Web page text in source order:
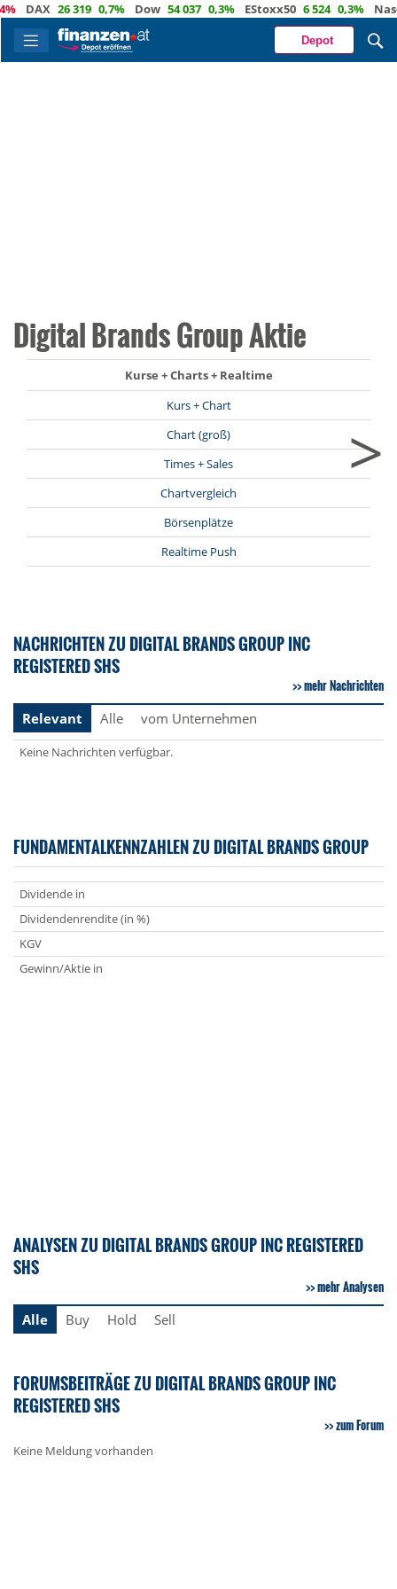
DAX 26 319 0,7% Dow 54 037 0,3% EStoxx50 6 524 0,3% Nasdaq
Depot
Digital Brands Group Aktie
Kurse + Charts + Realtime
Kurs + Chart
Chart (groß)
Times + Sales
Chartvergleich
Börsenplätze
Realtime Push
>
NACHRICHTEN ZU DIGITAL BRANDS GROUP INC
REGISTERED SHS
mehr Nachrichten
Relevant
Alle vom Unternehmen
Keine Nachrichten verfügbar.
FUNDAMENTALKENNZAHLEN ZU DIGITAL BRANDS GROUP
Dividende in
Dividendenrendite (in %)
KGV
Gewinn/Aktie in
ANALYSEN ZU DIGITAL BRANDS GROUP INC REGISTERED
SHS
mehr Analysen
Alle
Buy Hold Sell
FORUMSBEITRÄGE ZU DIGITAL BRANDS GROUP INC
REGISTERED SHS
zum Forum
Keine Meldung vorhanden